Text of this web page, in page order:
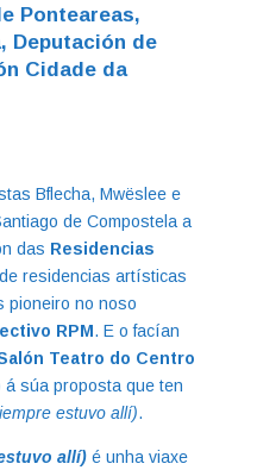
Ponteareas,
Deputación de
Cidade da
Bflecha, Mwëslee e
de Compostela a
das Residencias
residencias artísticas
pioneiro no noso
RPM. E o facían
Teatro do Centro
á súa proposta que ten
estuvo allí).
allí) é unha viaxe